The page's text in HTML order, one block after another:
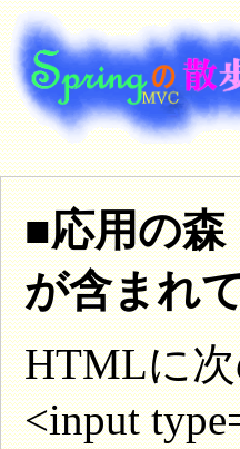
■応用の
が含まれ
HTMLに
<input